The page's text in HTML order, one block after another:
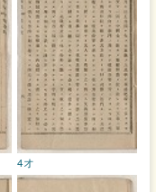
4オ